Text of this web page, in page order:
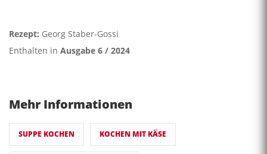
Rezept: Georg Staber-Gossi
Enthalten in Ausgabe 6 / 2024
Mehr Informationen
SUPPE KOCHEN KOCHEN MIT KÄSE